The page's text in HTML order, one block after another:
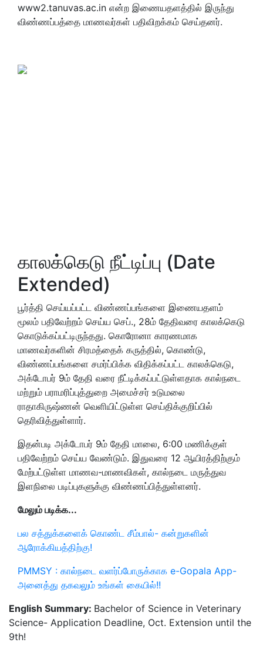
www2.tanuvas.ac.in என்ற இணையதளத்தில் இருந்து
விண்ணப்பத்தை மாணவர்கள் பதிவிறக்கம் செய்தனர்.
காலக்கெடு நீட்டிப்பு (Date
Extended)
பூர்த்தி செய்யப்பட்ட விண்ணப்பங்களை இணையதளம்
மூலம் பதிவேற்றம் செய்ய செப்., 28ம் தேதிவரை காலக்கெடு
கொடுக்கப்பட்டிருந்தது. கொரோனா காரணமாக
மாணவர்களின் சிரமத்தைக் கருத்தில், கொண்டு,
விண்ணப்பங்களை சமர்ப்பிக்க விதிக்கப்பட்ட காலக்கெடு,
அக்டோபர் 9ம் தேதி வரை நீட்டிக்கப்பட்டுள்ளதாக கால்நடை
மற்றும் பராமரிப்புத்துறை அமைச்சர் உடுமலை
ராதாகிருஷ்ணன் வெளியிட்டுள்ள செய்திக்குறிப்பில்
தெரிவித்துள்ளார்.
இதன்படி அக்டோபர் 9ம் தேதி மாலை, 6:00 மணிக்குள்
பதிவேற்றம் செய்ய வேண்டும். இதுவரை 12 ஆயிரத்திற்கும்
மேற்பட்டுள்ள மாணவ-மாணவிகள், கால்நடை மருத்துவ
இளநிலை படிப்புகளுக்கு விண்ணப்பித்துள்ளனர்.
மேலும் படிக்க...
பல சத்துக்களைக் கொண்ட சீம்பால்- கன்றுகளின்
ஆரோக்கியத்திற்கு!
PMMSY : கால்நடை வளர்ப்போருக்காக e-Gopala App-
அனைத்து தகவலும் உங்கள் கையில்!!
English Summary: Bachelor of Science in Veterinary
Science- Application Deadline, Oct. Extension until the
9th!